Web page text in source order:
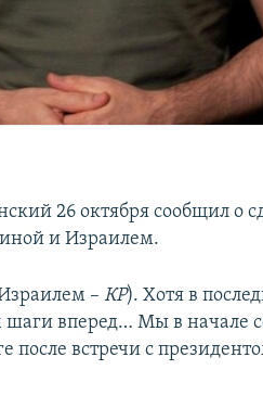
26 октября сообщил о
и Израилем.
–КР). Хотя в
вперед… Мы в начале
после встречи с